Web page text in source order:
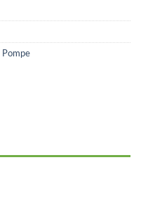
Pompe